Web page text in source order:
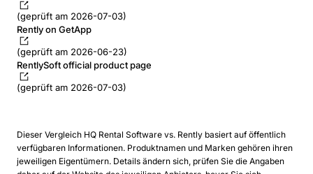
(geprüft am 2026-07-03)
Rently on GetApp
(geprüft am 2026-06-23)
RentlySoft official product page
(geprüft am 2026-07-03)
Dieser Vergleich HQ Rental Software vs. Rently basiert auf öffentlich
verfügbaren Informationen. Produktnamen und Marken gehören ihren
jeweiligen Eigentümern. Details ändern sich, prüfen Sie die Angaben